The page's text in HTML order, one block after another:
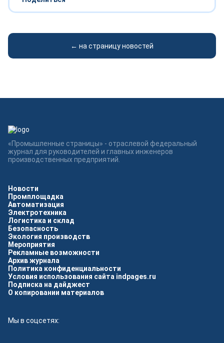
← на страницу новостей
Новости
Промплощадка
Автоматизация
Электротехника
Логистика и склад
Безопасность
Экология производств
Мероприятия
Рекламные возможности
Архив журнала
Политика конфиденциальности
Условия использования сайта indpages.ru
Подписка на дайджест
О копировании материалов
Мы в соцсетях:
«Промышленные страницы» - отраслевой федеральный
журнал для руководителей и главных инженеров
производственных предприятий.